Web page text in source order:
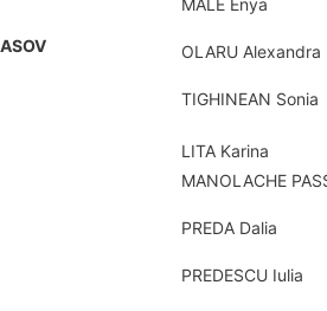
OLARU Alexandra
TIGHINEAN Sonia
LITA Karina
MANOLACHE
PREDA Dalia
PREDESCU Iulia